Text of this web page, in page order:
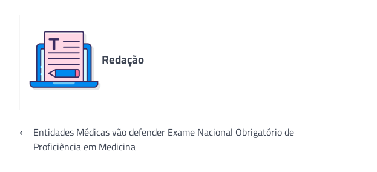
Redação
Navegação
⟵Entidades Médicas vão defender Exame Nacional Obrigatório de
Proficiência em Medicina